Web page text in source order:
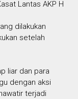
Lantas AKP H
dilakukan
setelah
liar dan para
dengan aksi
terjadi